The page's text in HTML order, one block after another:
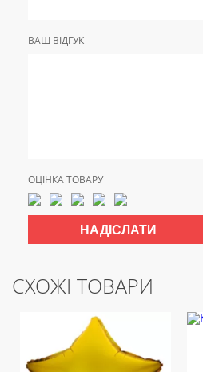
ВАШ ВІДГУК
ОЦІНКА ТОВАРУ
СХОЖІ ТОВАРИ